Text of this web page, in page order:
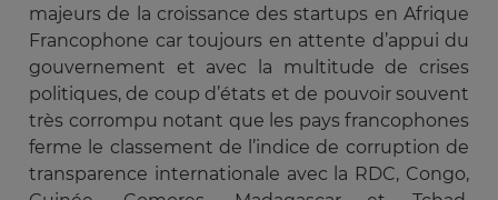
majeurs de la croissance des startups en Afrique
Francophone car toujours en attente d’appui du
gouvernement et avec la multitude de crises
politiques, de coup d’états et de pouvoir souvent
très corrompu notant que les pays francophones
ferme le classement de l’indice de corruption de
transparence internationale avec la RDC, Congo,